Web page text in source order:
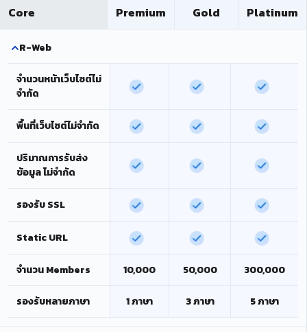
Core Premium Gold Platinum
R-Web
จำนวนหน้าเว็บไซต์ไม่
จำกัด
พื้นที่เว็บไซต์ไม่จำกัด
ปริมาณการรับส่ง
ข้อมูล ไม่จำกัด
รองรับ SSL
Static URL
จำนวน Members 10,000 50,000 300,000
รองรับหลายภาษา 1 ภาษา 3 ภาษา 5 ภาษา